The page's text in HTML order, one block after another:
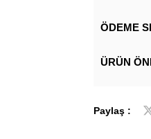
ÖDEME
ÜRÜN
Paylaş :